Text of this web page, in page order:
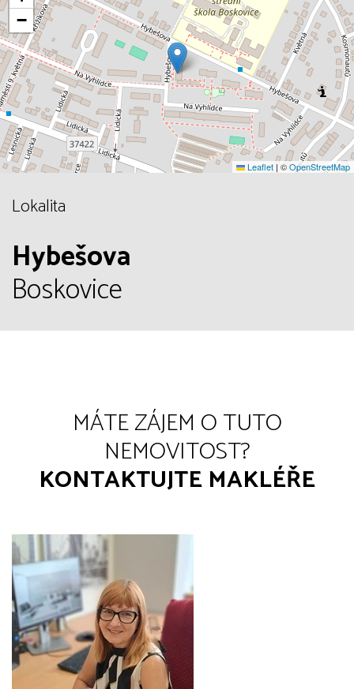
−
Leaflet | ©OpenStreetMap
Lokalita
Hybešova
Boskovice
MÁTE ZÁJEM O TUTO
NEMOVITOST?
KONTAKTUJTE MAKLÉŘE